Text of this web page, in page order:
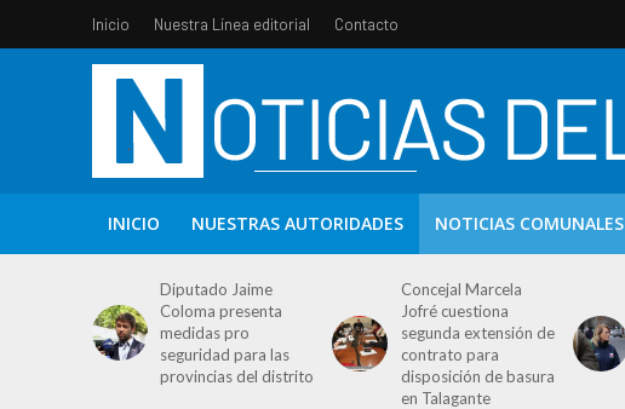
Inicio Nuestra Línea editorial Contacto
INICIO NUESTRAS AUTORIDADES NOTICIAS COMUNALES
Diputado Jaime
Coloma presenta
medidas pro
seguridad para las
provincias del distrito
Concejal Marcela
Jofré cuestiona
segunda extensión de
contrato para
disposición de basura
en Talagante